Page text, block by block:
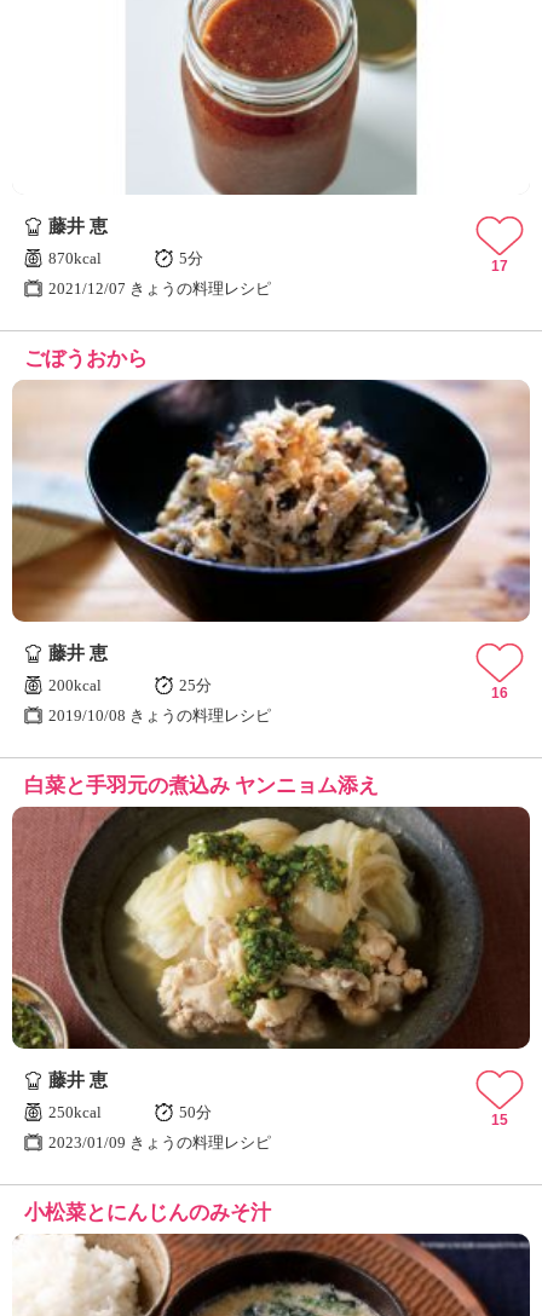
藤井 恵
870kcal
5分
2021/12/07 きょうの料理レシピ
17
ごぼうおから
藤井 恵
200kcal
25分
2019/10/08 きょうの料理レシピ
16
白菜と手羽元の煮込み ヤンニョム添え
藤井 恵
250kcal
50分
2023/01/09 きょうの料理レシピ
15
小松菜とにんじんのみそ汁